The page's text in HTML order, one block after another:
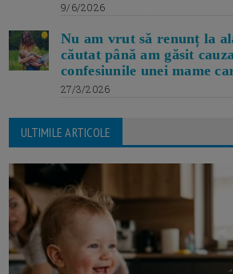
9/6/2026
Nu am vrut să renunț la
căutat până am găsit
confesiunile unei mame
27/3/2026
ULTIMILE ARTICOLE